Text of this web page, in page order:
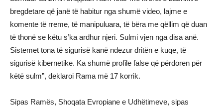
bregdetare që janë të habitur nga shumë video, lajme e
komente të rreme, të manipuluara, të bëra me qëllim që duan
të thonë se këtu s’ka ardhur njeri. Sulmi vjen nga disa anë.
Sistemet tona të sigurisë kanë ndezur dritën e kuqe, të
sigurisë kibernetike. Ka shumë profile false që përdoren për
këtë sulm”, deklaroi Rama më 17 korrik.
Sipas Ramës, Shoqata Evropiane e Udhëtimeve, sipas